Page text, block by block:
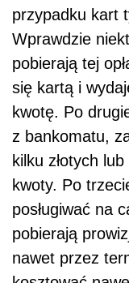
przypadku kart
Wprawdzie
pobierają tej
się kartą i
kwotę. Po
z bankomatu,
kilku złotych
kwoty. Po
posługiwać na
pobierają
nawet przez